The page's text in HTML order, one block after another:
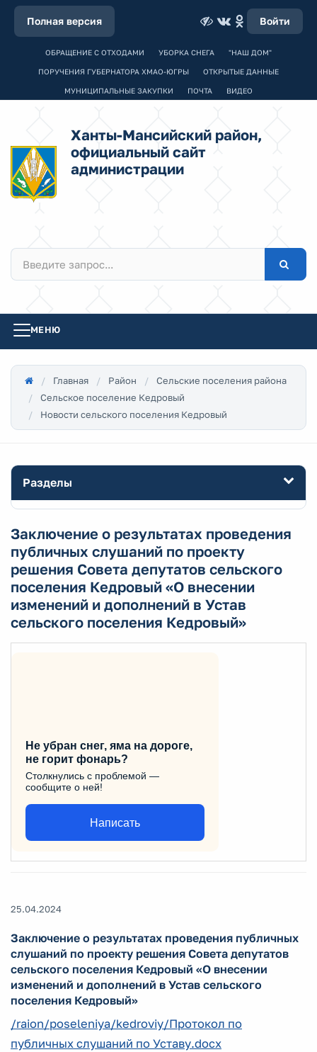
Полная версия Войти
ОБРАЩЕНИЕ С ОТХОДАМИ УБОРКА СНЕГА "НАШ ДОМ"
ПОРУЧЕНИЯ ГУБЕРНАТОРА ХМАО-ЮГРЫ ОТКРЫТЫЕ ДАННЫЕ
МУНИЦИПАЛЬНЫЕ ЗАКУПКИ ПОЧТА ВИДЕО
Ханты-Мансийский район,
официальный сайт
администрации
МЕНЮ
Главная Район
Сельские поселения района
Сельское поселение Кедровый
Новости сельского поселения Кедровый
Разделы
Заключение о результатах проведения
публичных слушаний по проекту
решения Совета депутатов сельского
поселения Кедровый «О внесении
изменений и дополнений в Устав
сельского поселения Кедровый»
Не убран снег, яма на дороге,
не горит фонарь?
Столкнулись с проблемой —
сообщите о ней!
Написать
25.04.2024
Заключение о результатах проведения публичных
слушаний по проекту решения Совета депутатов
сельского поселения Кедровый «О внесении
изменений и дополнений в Устав сельского
поселения Кедровый»
/raion/poseleniya/kedroviy/Протокол по
публичных слушаний по Уставу.docx